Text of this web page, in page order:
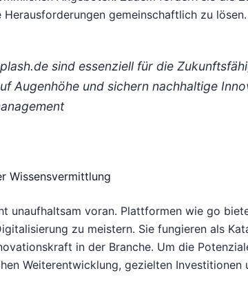
gemeinschaftlich zu lösen.
sind essenziell für die
Augenhöhe und sichern nachhaltige
Wissensvermittlung
unaufhaltsam voran. Plattformen wie go
zu meistern. Sie fungieren als
in der Branche. Um die
Weiterentwicklung, gezielten Investitionen